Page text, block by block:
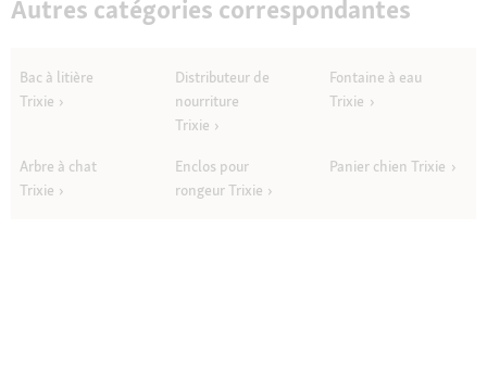
Autres catégories correspondantes
Bac à litière
Trixie
Distributeur de
nourriture
Trixie
Fontaine à eau
Trixie
Arbre à chat
Trixie
Enclos pour
rongeur Trixie
Panier chien Trixie